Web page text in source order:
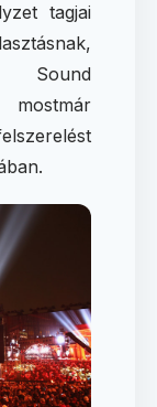
tagjai
mostmár